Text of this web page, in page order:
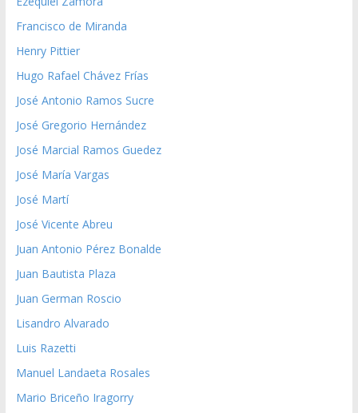
Francisco de Miranda
Henry Pittier
Hugo Rafael Chávez Frías
José Antonio Ramos Sucre
José Gregorio Hernández
José Marcial Ramos Guedez
José María Vargas
José Martí
José Vicente Abreu
Juan Antonio Pérez Bonalde
Juan Bautista Plaza
Juan German Roscio
Lisandro Alvarado
Luis Razetti
Manuel Landaeta Rosales
Mario Briceño Iragorry